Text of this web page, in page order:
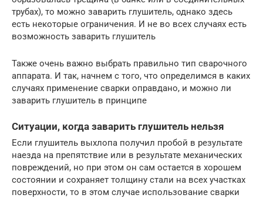
трубах), то можно заварить глушитель, однако здесь
есть некоторые ограничения. И не во всех случаях есть
возможность заварить глушитель
Также очень важно выбрать правильно тип сварочного
аппарата. И так, начнем с того, что определимся в каких
случаях применение сварки оправдано, и можно ли
заварить глушитель в принципе
Ситуации, когда заварить глушитель нельзя
Если глушитель выхлопа получил пробой в результате
наезда на препятствие или в результате механических
повреждений, но при этом он сам остается в хорошем
состоянии и сохраняет толщину стали на всех участках
поверхности, то в этом случае использование сварки